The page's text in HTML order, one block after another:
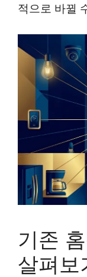
적으로 바뀔
기존
살펴보